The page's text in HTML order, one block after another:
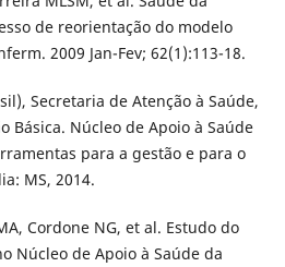
de reorientação do modelo
2009 Jan-Fev; 62(1):113-18.
Secretaria de Atenção à Saúde,
Básica. Núcleo de Apoio à Saúde
para a gestão e para o
MS, 2014.
Cordone NG, et al. Estudo do
Núcleo de Apoio à Saúde da